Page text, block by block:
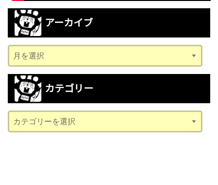
アーカイブ
ー
カ
ブ
カテゴリー
テ